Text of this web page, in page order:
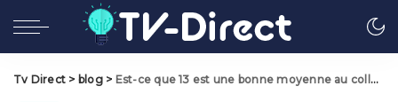
Tv Direct > blog> Est-ce que 13 est une bonne moyenne au collège ?